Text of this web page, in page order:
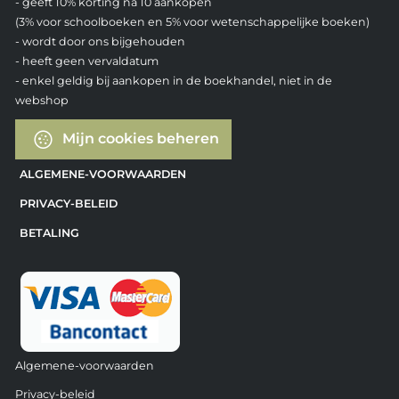
(3% voor schoolboeken en 5% voor wetenschappelijke boeken)
- wordt door ons bijgehouden
- heeft geen vervaldatum
- enkel geldig bij aankopen in de boekhandel, niet in de
webshop
Mijn cookies beheren
ALGEMENE-VOORWAARDEN
PRIVACY-BELEID
BETALING
Algemene-voorwaarden
Privacy-beleid